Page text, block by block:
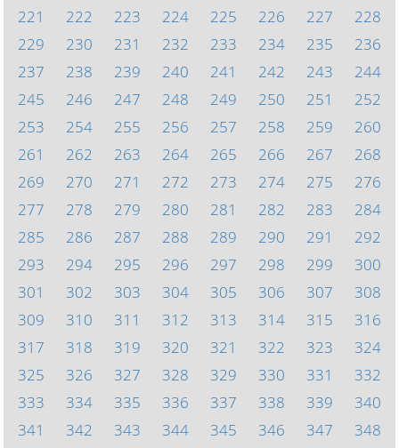
221
222 223 224 225 226 227
228
229
230 231 232 233 234 235
236
237
238 239 240 241 242 243
244
245
246 247 248 249 250 251
252
253
254 255 256 257 258 259
260
261
262 263 264 265 266 267
268
269
270 271 272 273 274 275
276
277
278 279 280 281 282 283
284
285
286 287 288 289 290 291
292
293
294 295 296 297 298 299
300
301
302 303 304 305 306 307
308
309
310 311 312 313 314 315
316
317
318 319 320 321 322 323
324
325
326 327 328 329 330 331
332
333
334 335 336 337 338 339
340
341
342 343 344 345 346 347
348